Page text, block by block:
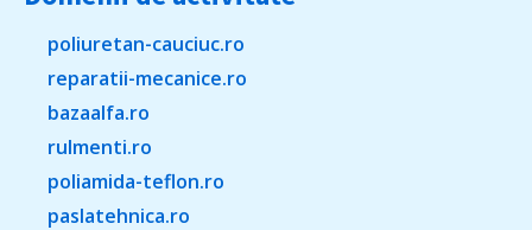
poliuretan-cauciuc.ro
reparatii-mecanice.ro
bazaalfa.ro
rulmenti.ro
poliamida-teflon.ro
paslatehnica.ro